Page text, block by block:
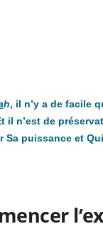
h, il n’y a de facile
il n’est de
Sa puissance et